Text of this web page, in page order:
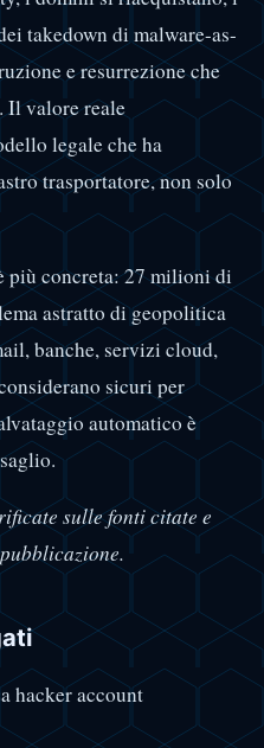
takedown di malware-as-
e resurrezione che
Il valore reale
legale che ha
trasportatore, non solo
più concreta: 27 milioni di
astratto di geopolitica
banche, servizi cloud,
sicuri per
automatico è
sulle fonti citate e
hacker account